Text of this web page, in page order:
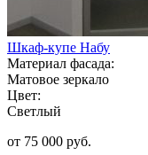
Шкаф-купе Набу
Материал фасада:
Матовое зеркало
Цвет:
Светлый
от 75 000 руб.